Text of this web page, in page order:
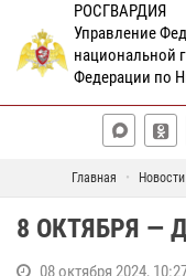
РОСГВАРДИЯ
Управление
национальной
Федерации по
Главная Новости
8 ОКТЯБРЯ —
08 октября 2024,